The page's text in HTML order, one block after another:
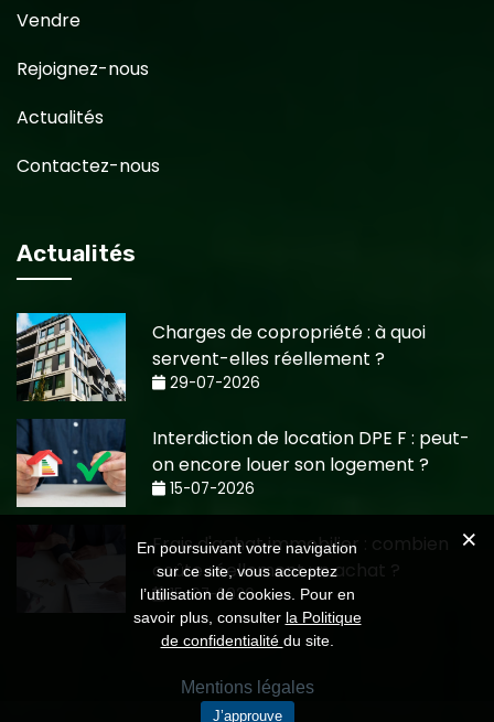
Vendre
Rejoignez-nous
Actualités
Contactez-nous
Actualités
Charges de copropriété : à quoi
servent-elles réellement ?
29-07-2026
Interdiction de location DPE F : peut-
on encore louer son logement ?
15-07-2026
Frais d'achat immobilier : combien
coûte réellement un achat ?
15-07-2026
En poursuivant votre navigation
sur ce site, vous acceptez
l’utilisation de cookies. Pour en
savoir plus, consulter la Politique
de confidentialité du site.
Mentions légales
J’approuve